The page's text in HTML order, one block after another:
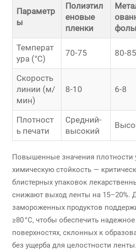
Параметр
ы
Полиэтил
еновые
пленки
Температ
ура (°C)
70-75 80-85
Скорость
линии (м/
мин)
8-10 6-8
Плотност
ь печати
Средний-
высокий
Повышенные значения плотности
химическую стойкость —
блистерных упаковок
снижают выход ленты на 15–20%.
замороженных продуктов
≥80 °C, чтобы обеспечить
поверхностях, склонных к
без ущерба для целостности ленты.